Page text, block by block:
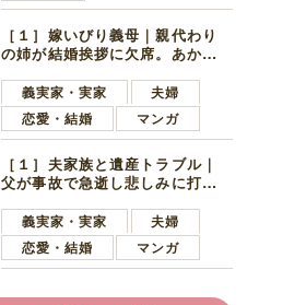
［１］嫁いびり義母｜親代わり
の姉が結婚挨拶に欠席。あから
義実家・実家
夫婦
恋愛・結婚
マンガ
［１］夫家族と遺産トラブル｜
父が事故で急逝し悲しみに打ち
ます夫
義実家・実家
夫婦
恋愛・結婚
マンガ